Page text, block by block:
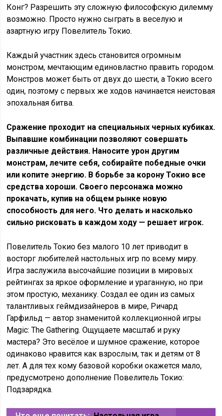
Конг? Разрешить эту сложную философскую дилемму
возможно. Просто нужно сыграть в веселую и
азартную игру Повелитель Токио.
Каждый участник здесь становится огромным
монстром, мечтающим единовластно править городом.
Монстров может быть от двух до шести, а Токио всего
один, поэтому с первых же ходов начинается неистовая
эпохальная битва.
Сражение проходит на специальных черных кубиках.
Выпавшие комбинации позволяют совершать
различные действия. Наносите урон другим
монстрам, лечите себя, собирайте победные очки
или копите энергию. В борьбе за корону Токио все
средства хороши. Своего персонажа можно
прокачать, купив на общем рынке новую
способность для него. Что делать и насколько
сильно рисковать в каждом ходу — решает игрок.
Повелитель Токио без малого 10 лет приводит в
восторг любителей настольных игр по всему миру.
Игра заслужила высочайшие позиции в мировых
рейтингах за яркое оформление и ураганную, но при
этом простую, механику. Создал ее один из самых
талантливых геймдизайнеров в мире, Ричард
Гарфильд — автор знаменитой коллекционной игры
Magic: The Gathering. Ощущаете масштаб и руку
мастера? Это весёлое и шумное сражение, которое
одинаково нравится как взрослым, так и детям от 8
лет. А для тех кому базовой коробки окажется мало,
предусмотрено дополнение Повелитель Токио:
Подзарядка.